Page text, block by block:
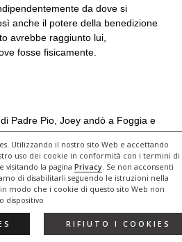
Utilizzando il nostro sito Web e accettando
uso dei cookie in conformità con i termini di
visitando la pagina Privacy. Se non acconsenti
di disabilitarli seguendo le istruzioni nella
modo che i cookie di questo sito Web non
dispositivo
RIFIUTO I COOKIES
da dove si
anche il potere della benedizione
avrebbe raggiunto lui,
fosse fisicamente.
Padre Pio, Joey andò a Foggia e
cripta del Padre per recitare il
consolazione, vivida nella sua
difficile da descrivere. Sentì la
reale che gli fece alzare le mani
stesso momento in cui sentì
dentro di sé la convinzione
Joey, noi cristiani non
di inspiegabile felicità per